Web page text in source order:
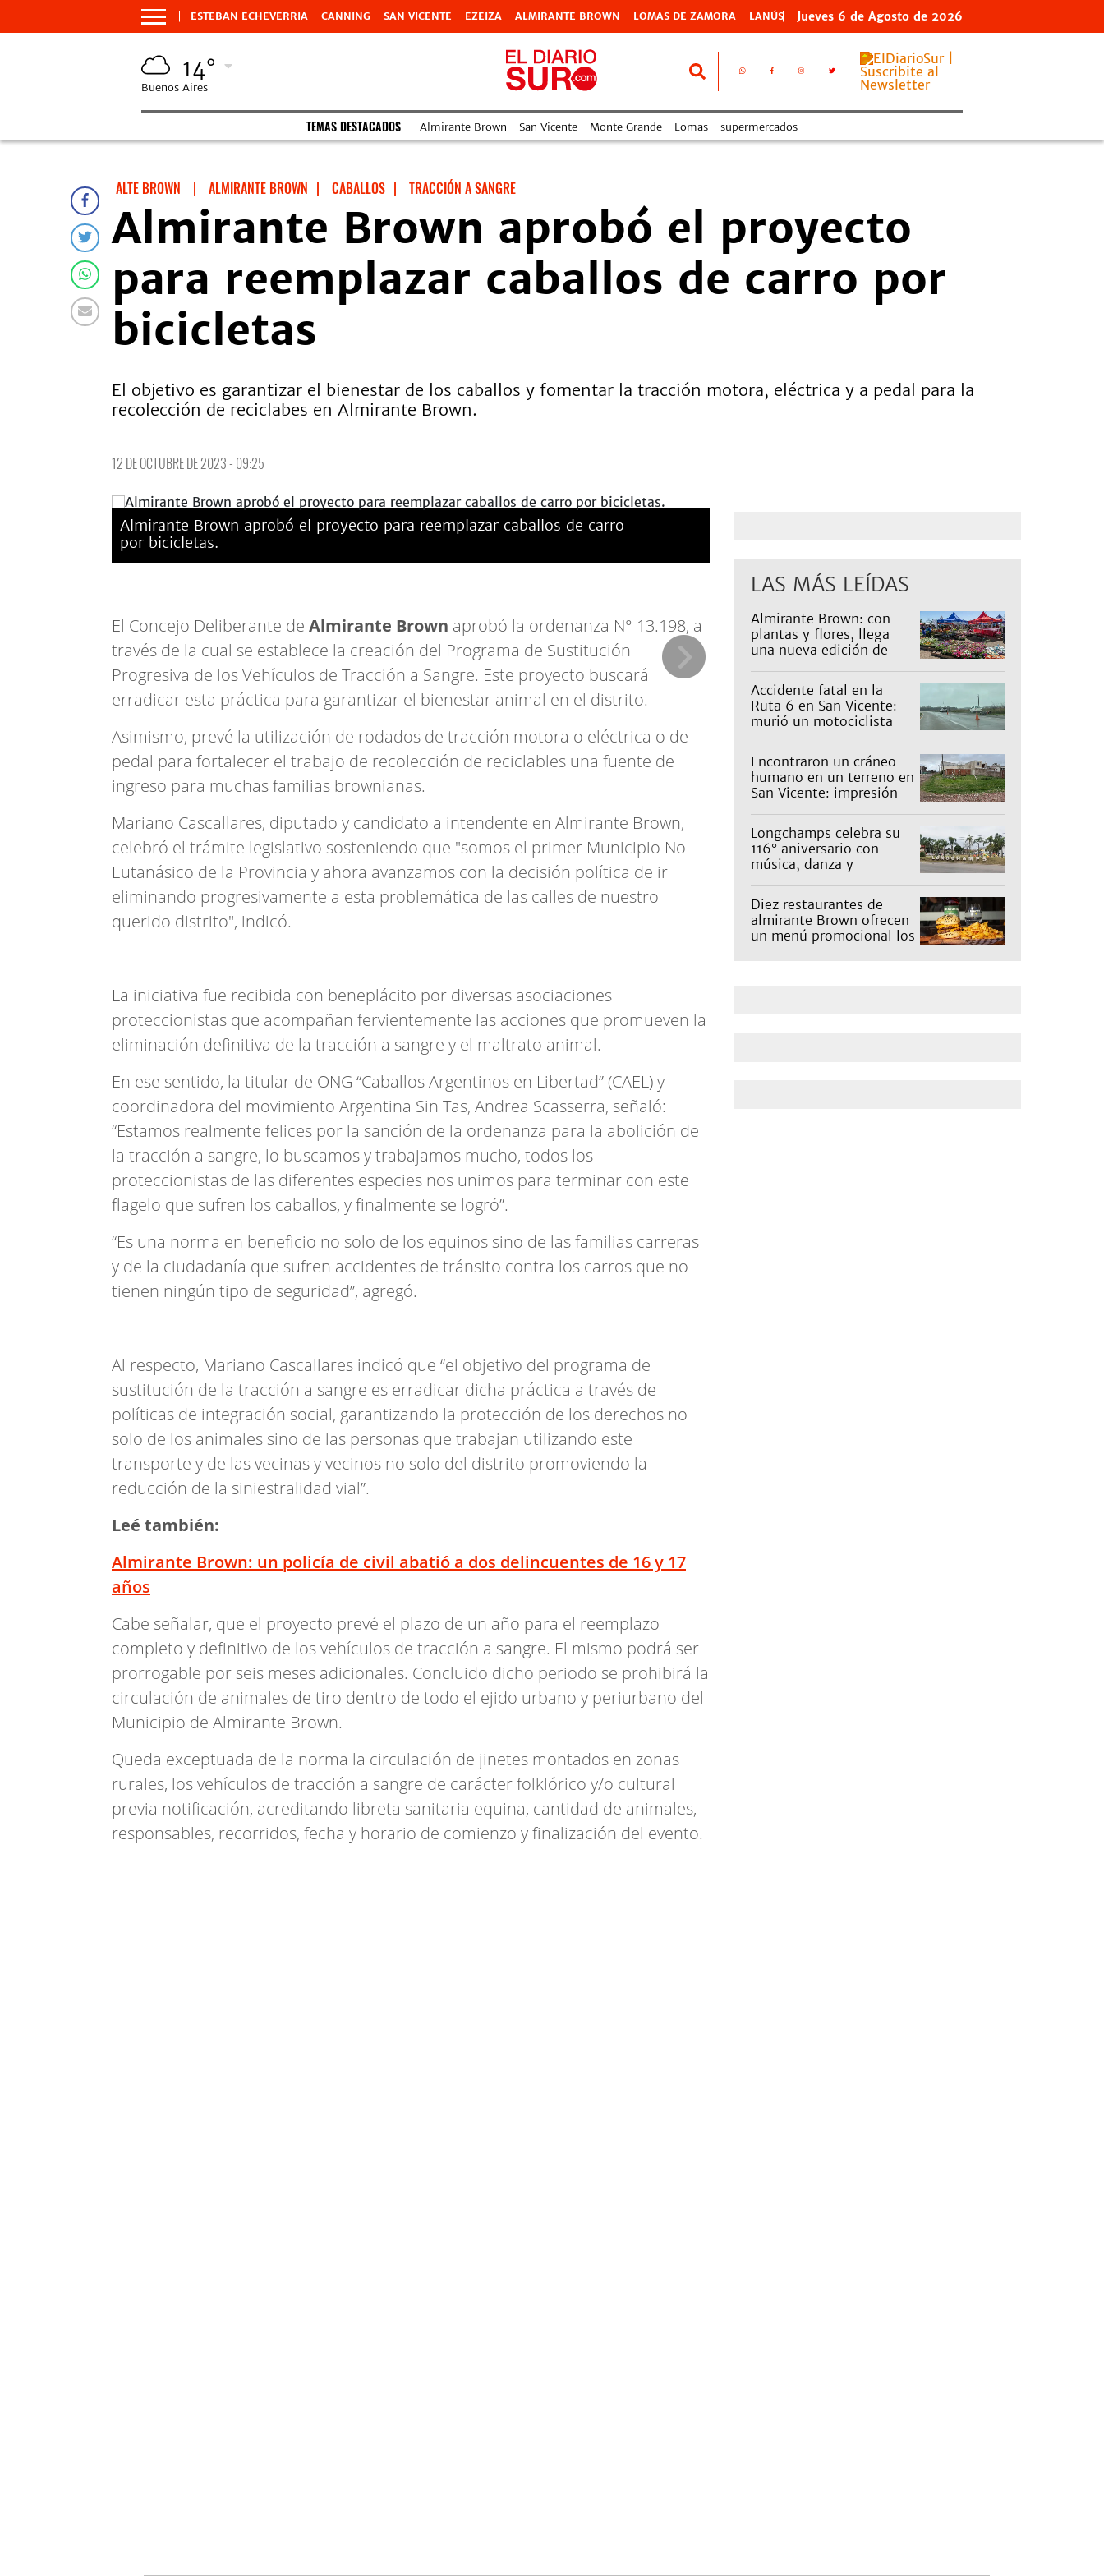
ESTEBAN ECHEVERRIA CANNING SAN VICENTE EZEIZA ALMIRANTE BROWN LOMAS DE ZAMORA LANÚS Jueves 6 de Agosto de 2026
14°
Buenos Aires
TEMAS DESTACADOS Almirante Brown San Vicente Monte Grande Lomas supermercados
ALTE BROWN | ALMIRANTE BROWN | CABALLOS | TRACCIÓN A SANGRE
Almirante Brown aprobó el proyecto
para reemplazar caballos de carro por
bicicletas
El objetivo es garantizar el bienestar de los caballos y fomentar la tracción motora, eléctrica y a pedal para la
recolección de reciclabes en Almirante Brown.
12 DE OCTUBRE DE 2023 - 09:25
Almirante Brown aprobó el proyecto para reemplazar caballos de carro
por bicicletas.
El Concejo Deliberante de Almirante Brown aprobó la ordenanza N° 13.198, a
través de la cual se establece la creación del Programa de Sustitución
Progresiva de los Vehículos de Tracción a Sangre. Este proyecto buscará
erradicar esta práctica para garantizar el bienestar animal en el distrito.
Asimismo, prevé la utilización de rodados de tracción motora o eléctrica o de
pedal para fortalecer el trabajo de recolección de reciclables una fuente de
ingreso para muchas familias brownianas.
Mariano Cascallares, diputado y candidato a intendente en Almirante Brown,
celebró el trámite legislativo sosteniendo que "somos el primer Municipio No
Eutanásico de la Provincia y ahora avanzamos con la decisión política de ir
eliminando progresivamente a esta problemática de las calles de nuestro
querido distrito", indicó.
La iniciativa fue recibida con beneplácito por diversas asociaciones
proteccionistas que acompañan fervientemente las acciones que promueven la
eliminación definitiva de la tracción a sangre y el maltrato animal.
En ese sentido, la titular de ONG “Caballos Argentinos en Libertad” (CAEL) y
coordinadora del movimiento Argentina Sin Tas, Andrea Scasserra, señaló:
“Estamos realmente felices por la sanción de la ordenanza para la abolición de
la tracción a sangre, lo buscamos y trabajamos mucho, todos los
proteccionistas de las diferentes especies nos unimos para terminar con este
flagelo que sufren los caballos, y finalmente se logró”.
“Es una norma en beneficio no solo de los equinos sino de las familias carreras
y de la ciudadanía que sufren accidentes de tránsito contra los carros que no
tienen ningún tipo de seguridad”, agregó.
Al respecto, Mariano Cascallares indicó que “el objetivo del programa de
sustitución de la tracción a sangre es erradicar dicha práctica a través de
políticas de integración social, garantizando la protección de los derechos no
solo de los animales sino de las personas que trabajan utilizando este
transporte y de las vecinas y vecinos no solo del distrito promoviendo la
reducción de la siniestralidad vial”.
Leé también:
Almirante Brown: un policía de civil abatió a dos delincuentes de 16 y 17
años
Cabe señalar, que el proyecto prevé el plazo de un año para el reemplazo
completo y definitivo de los vehículos de tracción a sangre. El mismo podrá ser
prorrogable por seis meses adicionales. Concluido dicho periodo se prohibirá la
circulación de animales de tiro dentro de todo el ejido urbano y periurbano del
Municipio de Almirante Brown.
Queda exceptuada de la norma la circulación de jinetes montados en zonas
rurales, los vehículos de tracción a sangre de carácter folklórico y/o cultural
previa notificación, acreditando libreta sanitaria equina, cantidad de animales,
responsables, recorridos, fecha y horario de comienzo y finalización del evento.
LAS MÁS LEÍDAS
Almirante Brown: con
plantas y flores, llega
una nueva edición de
Accidente fatal en la
Ruta 6 en San Vicente:
murió un motociclista
Encontraron un cráneo
humano en un terreno en
San Vicente: impresión
Longchamps celebra su
116° aniversario con
música, danza y
familia
Diez restaurantes de
almirante Brown ofrecen
un menú promocional los